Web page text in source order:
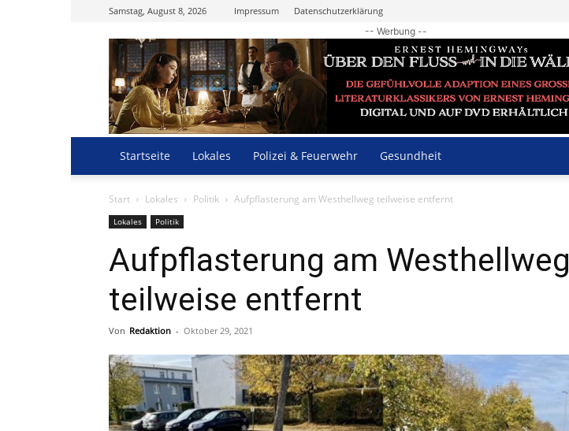
Samstag, August 8, 2026 Impressum Datenschutzerklärung
-- Werbung --
Startseite Lokales Polizei & Feuerwehr Gesundheit
Start Lokales Politik Aufpflasterung am Westhellweg teilweise entfernt
Lokales Politik
Aufpflasterung am Westhellweg
teilweise entfernt
Von Redaktion - Oktober 29, 2021